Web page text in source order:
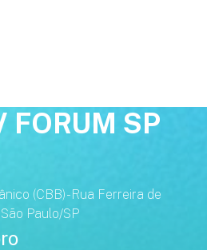
FORUM SP
(CBB) - Rua Ferreira de
Paulo/SP